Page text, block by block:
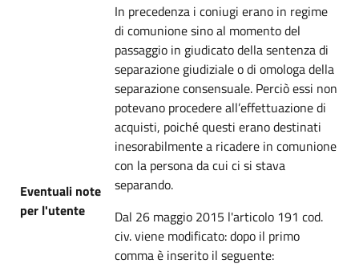
Eventuali note
per l'utente
In precedenza i coniugi erano in regime
di comunione sino al momento del
passaggio in giudicato della sentenza di
separazione giudiziale o di omologa della
separazione consensuale. Perciò essi non
potevano procedere all’effettuazione di
acquisti, poiché questi erano destinati
inesorabilmente a ricadere in comunione
con la persona da cui ci si stava
separando.
Dal 26 maggio 2015 l'articolo 191 cod.
civ. viene modificato: dopo il primo
comma è inserito il seguente: